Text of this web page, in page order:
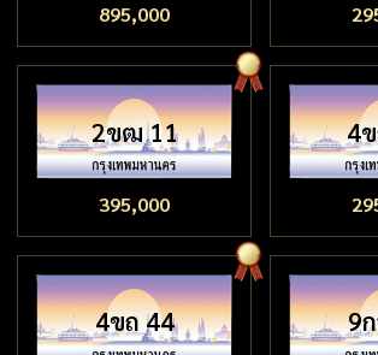
895,000
2ขฒ 11
395,000
4
4ขถ 44 9